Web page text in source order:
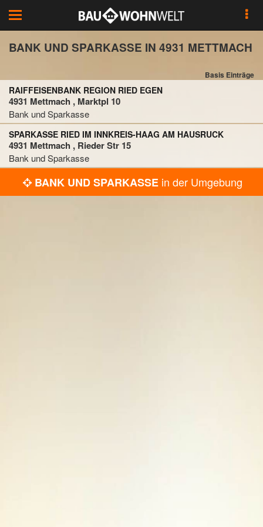
Toggle
navigation
BANK UND SPARKASSE IN 4931 METTMACH
Basis Einträge
RAIFFEISENBANK REGION RIED EGEN
4931 Mettmach , Marktpl 10
Bank und Sparkasse
SPARKASSE RIED IM INNKREIS-HAAG AM HAUSRUCK
4931 Mettmach , Rieder Str 15
Bank und Sparkasse
BANK UND SPARKASSE in der Umgebung